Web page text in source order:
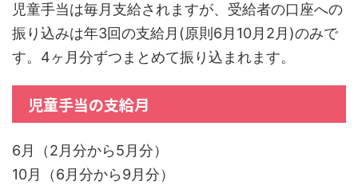
児童手当は毎月支給されますが、受給者の口座への
振り込みは年3回の支給月(原則6月10月2月)のみで
す。4ヶ月分ずつまとめて振り込まれます。
児童手当の支給月
6月（2月分から5月分）
10月（6月分から9月分）